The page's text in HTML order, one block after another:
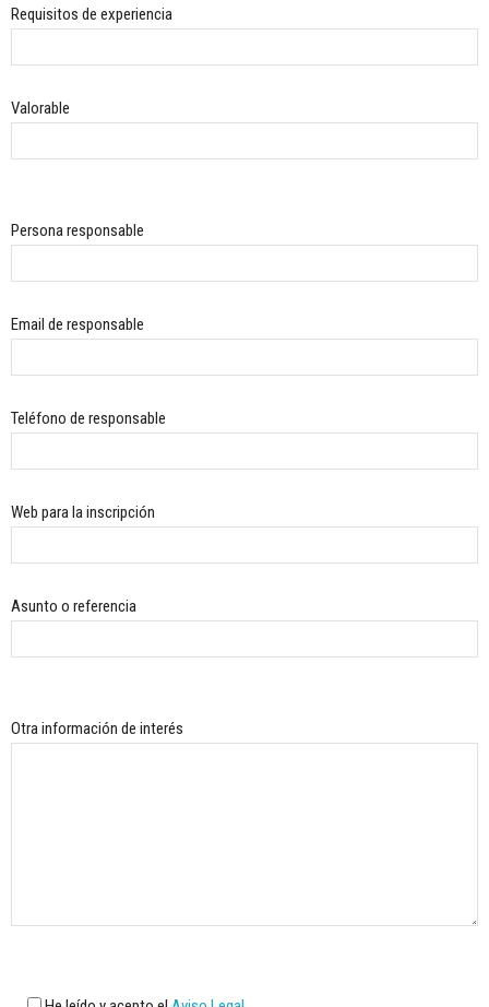
Requisitos de experiencia
Valorable
Persona responsable
Email de responsable
Teléfono de responsable
Web para la inscripción
Asunto o referencia
Otra información de interés